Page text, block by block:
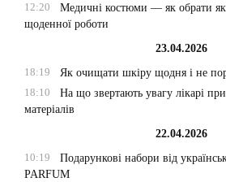
12:20
Медичні костюми — як обрати
щоденної роботи
23.04.2026
18:19
Як очищати шкіру щодня і не
18:10
На що звертають увагу лікарі
матеріалів
22.04.2026
10:19
Подарункові набори від
PARFUM